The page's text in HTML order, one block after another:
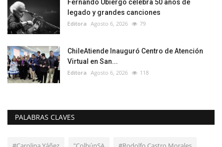
Fernando Ubiergo celebra 50 años de
legado y grandes canciones
Editora Agosto 6, 2026 79
ChileAtiende Inauguró Centro de Atención
Virtual en San...
Editora Agosto 6, 2026 118
PALABRAS CLAVES